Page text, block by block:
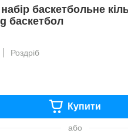
баскетбольне
баскетбол
Роздріб
Купити
або